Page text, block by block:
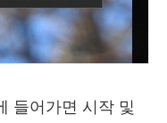
들어가면 시작 및